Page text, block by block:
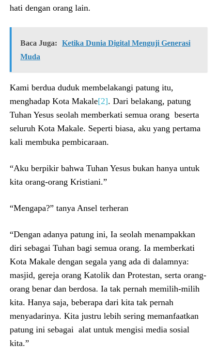
hati dengan orang lain.
Baca Juga:
Ketika Dunia Digital Menguji Generasi
Muda
Kami berdua duduk membelakangi patung itu,
menghadap Kota Makale[2]. Dari belakang, patung
Tuhan Yesus seolah memberkati semua orang beserta
seluruh Kota Makale. Seperti biasa, aku yang pertama
kali membuka pembicaraan.
“Aku berpikir bahwa Tuhan Yesus bukan hanya untuk
kita orang-orang Kristiani.”
“Mengapa?” tanya Ansel terheran
“Dengan adanya patung ini, Ia seolah menampakkan
diri sebagai Tuhan bagi semua orang. Ia memberkati
Kota Makale dengan segala yang ada di dalamnya:
masjid, gereja orang Katolik dan Protestan, serta orang-
orang benar dan berdosa. Ia tak pernah memilih-milih
kita. Hanya saja, beberapa dari kita tak pernah
menyadarinya. Kita justru lebih sering memanfaatkan
patung ini sebagai alat untuk mengisi media sosial
kita.”